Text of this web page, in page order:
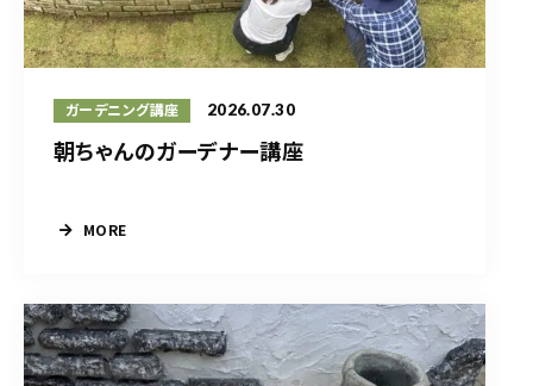
ガーデニング講座 2026.07.30
朝ちゃんのガーデナー講座
MORE